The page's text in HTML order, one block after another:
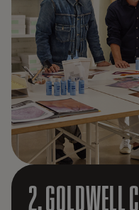
2. GOLDWELL